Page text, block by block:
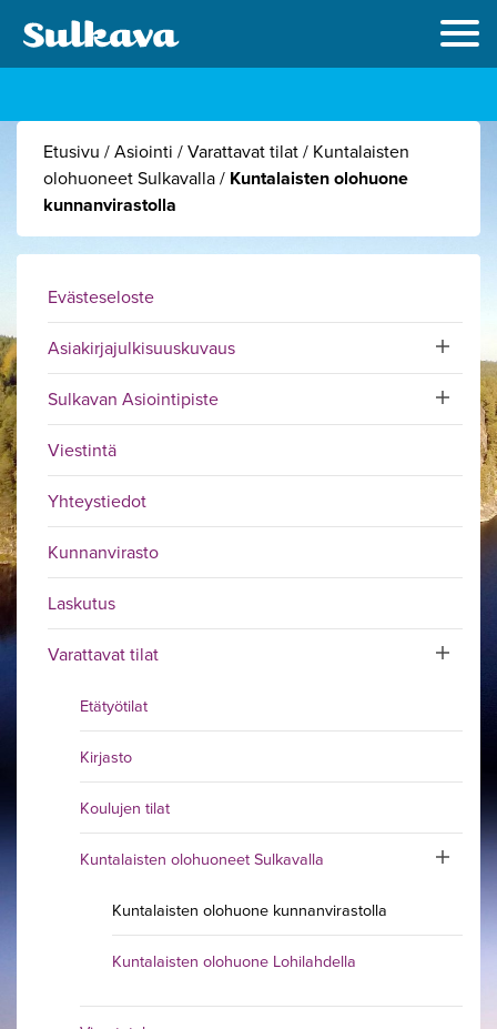
Etusivu /Asiointi /Varattavat tilat/ Kuntalaisten
olohuoneet Sulkavalla/ Kuntalaisten olohuone
kunnanvirastolla
Evästeseloste
Asiakirjajulkisuuskuvaus
Toggle
Sulkavan Asiointipiste
Toggle
Viestintä
Yhteystiedot
Kunnanvirasto
Laskutus
Varattavat tilat
Toggle
Etätyötilat
Kirjasto
Koulujen tilat
Kuntalaisten olohuoneet Sulkavalla Toggle
Kuntalaisten olohuone kunnanvirastolla
Kuntalaisten olohuone Lohilahdella